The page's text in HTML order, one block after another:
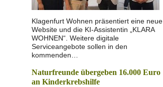
Klagenfurt Wohnen präsentiert eine neue
Website und die KI-Assistentin „KLARA
WOHNEN“. Weitere digitale
Serviceangebote sollen in den
kommenden…
Naturfreunde übergeben 16.000 Euro
an Kinderkrebshilfe